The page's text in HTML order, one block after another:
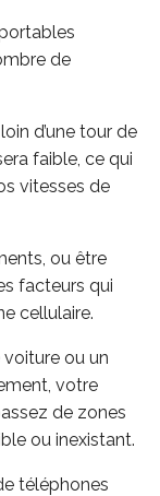
de
d’une tour de
faible, ce qui
vitesses de
ou être
facteurs qui
cellulaire.
ou un
votre
de zones
ou inexistant.
téléphones